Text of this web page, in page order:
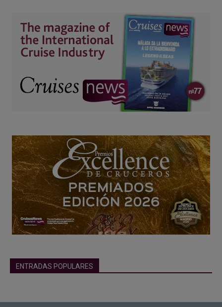
ENTRADAS POPULARES